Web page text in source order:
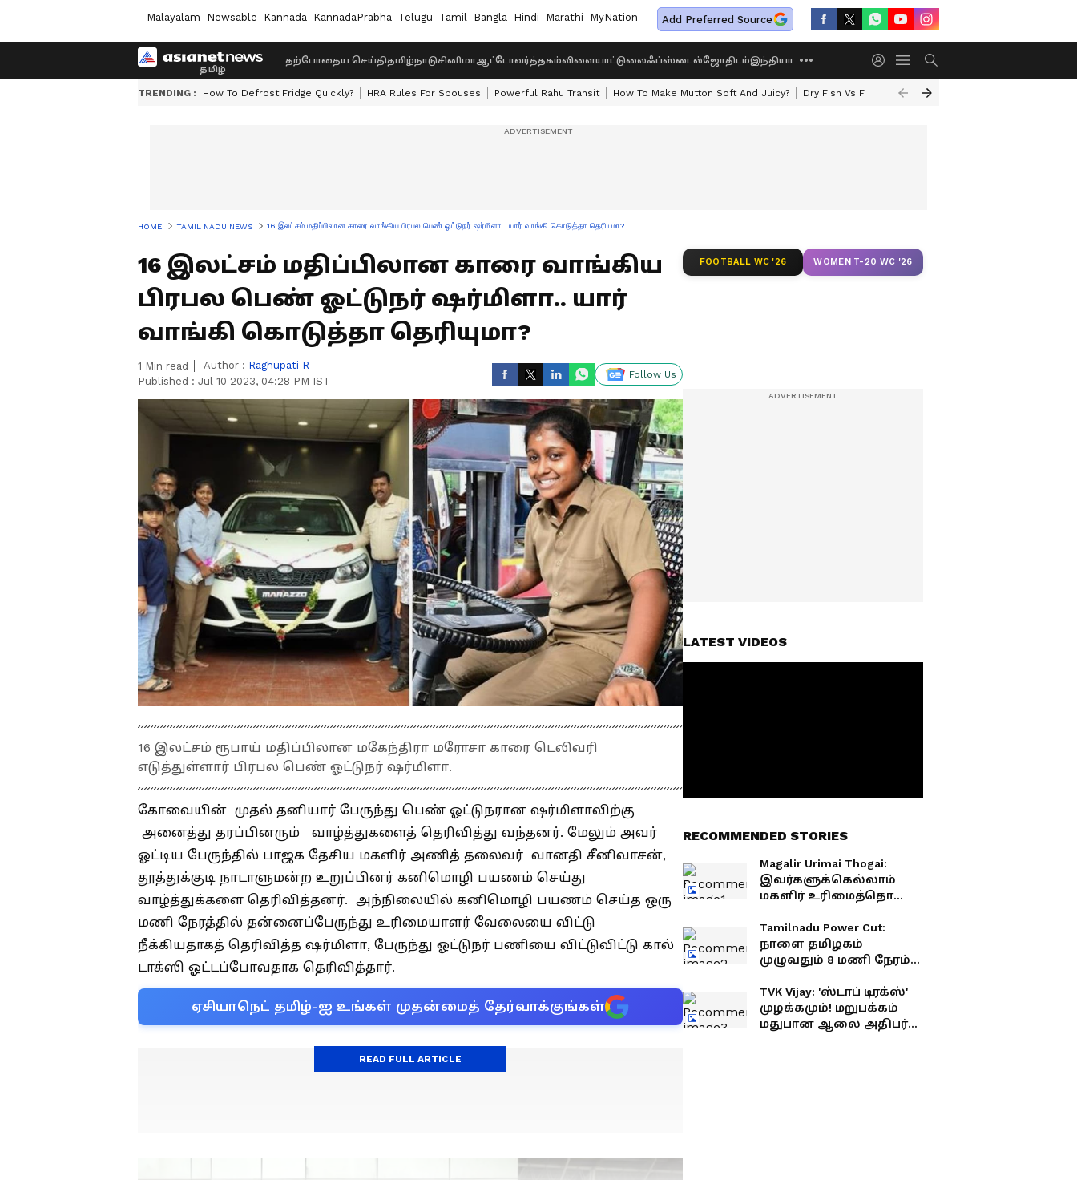
Malayalam Newsable Kannada KannadaPrabha Telugu Tamil Bangla Hindi Marathi MyNation Add Preferred Source
தற்போதைய செய்திதமிழ்நாடுசினிமாஆட்டோவர்த்தகம்விளையாட்டுலைஃப்ஸ்டைல்ஜோதிடம்இந்தியா
TRENDING : How To Defrost Fridge Quickly? HRA Rules For Spouses Powerful Rahu Transit How To Make Mutton Soft And Juicy? Dry Fish Vs Fresh Fish Today Rasi Palan
HOME TAMIL NADU NEWS 16 இலட்சம் மதிப்பிலான காரை வாங்கிய பிரபல பெண் ஓட்டுநர் ஷர்மிளா.. யார் வாங்கி கொடுத்தா தெரியுமா?
16 இலட்சம் மதிப்பிலான காரை வாங்கிய
பிரபல பெண் ஓட்டுநர் ஷர்மிளா.. யார்
வாங்கி கொடுத்தா தெரியுமா?
1 Min read Author : Raghupati R
Published : Jul 10 2023, 04:28 PM IST
Follow Us
16 இலட்சம் ரூபாய் மதிப்பிலான மகேந்திரா மரோசா காரை டெலிவரி
எடுத்துள்ளார் பிரபல பெண் ஓட்டுநர் ஷர்மிளா.
கோவையின் முதல் தனியார் பேருந்து பெண் ஓட்டுநரான ஷர்மிளாவிற்கு
அனைத்து தரப்பினரும் வாழ்த்துகளைத் தெரிவித்து வந்தனர். மேலும் அவர்
ஓட்டிய பேருந்தில் பாஜக தேசிய மகளிர் அணித் தலைவர் வானதி சீனிவாசன்,
தூத்துக்குடி நாடாளுமன்ற உறுப்பினர் கனிமொழி பயணம் செய்து
வாழ்த்துக்களை தெரிவித்தனர். அந்நிலையில் கனிமொழி பயணம் செய்த ஒரு
மணி நேரத்தில் தன்னைப்பேருந்து உரிமையாளர் வேலையை விட்டு
நீக்கியதாகத் தெரிவித்த ஷர்மிளா, பேருந்து ஓட்டுநர் பணியை விட்டுவிட்டு கால்
டாக்ஸி ஓட்டப்போவதாக தெரிவித்தார்.
ஏசியாநெட் தமிழ்-ஐ உங்கள் முதன்மைத் தேர்வாக்குங்கள்
READ FULL ARTICLE
FOOTBALL WC '26 WOMEN T-20 WC '26
LATEST VIDEOS
RECOMMENDED STORIES
Magalir Urimai Thogai:
இவர்களுக்கெல்லாம்
மகளிர் உரிமைத்தொகை
பிளான்! அதிர்ச்சியில்
பெண்கள்!
Tamilnadu Power Cut:
நாளை தமிழகம்
முழுவதும் 8 மணி நேரம்
இருக்கான்னு செக்
பண்ணிக்கோங்க
மக்களே!
TVK Vijay: 'ஸ்டாப் டிரக்ஸ்'
முழக்கமும்! மறுபக்கம்
மதுபான ஆலை அதிபர்